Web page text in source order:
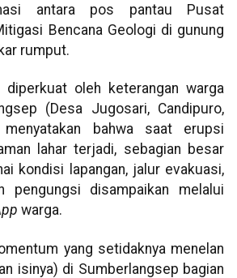
antara pos pantau Pusat
Bencana Geologi di gunung
rumput.
oleh keterangan warga
(Desa Jugosari, Candipuro,
menyatakan bahwa saat erupsi
lahar terjadi, sebagian besar
kondisi lapangan, jalur evakuasi,
pengungsi disampaikan melalui
warga.
yang setidaknya menelan
isinya) di Sumberlangsep bagian